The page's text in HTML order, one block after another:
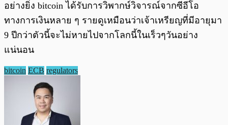
อย่างยิ่ง bitcoin ได้รับการวิพากษ์วิจารณ์จากซีอีโอ
ทางการเงินหลาย ๆ รายดูเหมือนว่าเจ้าเหรียญที่มีอายุมา
9 ปีกว่าตัวนี้จะไม่หายไปจากโลกนี้ในเร็วๆวันอย่าง
แน่นอน
bitcoin ECB regulators